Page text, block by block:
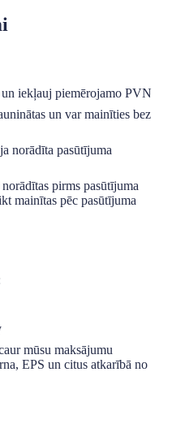
iekļauj piemērojamo PVN
un var mainīties bez
norādīta pasūtījuma
pirms pasūtījuma
mainītas pēc pasūtījuma
mūsu maksājumu
EPS un citus atkarībā no